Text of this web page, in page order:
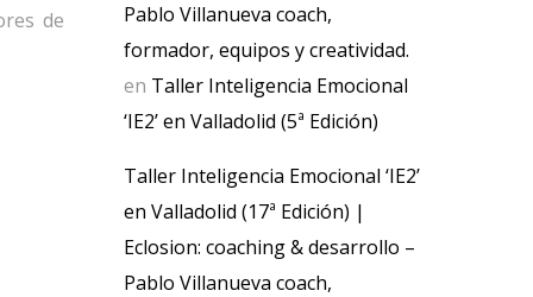
de
Pablo Villanueva coach,
formador, equipos y creatividad.
en Taller Inteligencia Emocional
‘IE2’ en Valladolid (5ª Edición)
Taller Inteligencia Emocional ‘IE2’
en Valladolid (17ª Edición) |
Eclosion: coaching & desarrollo –
Pablo Villanueva coach,